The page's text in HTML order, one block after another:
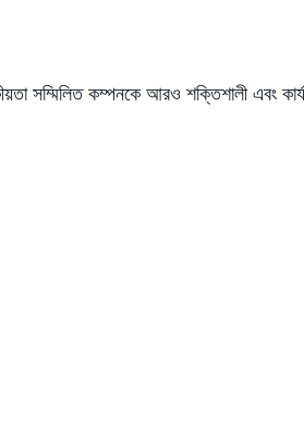
সম্মিলিত কম্পনকে আরও শক্তিশালী এবং